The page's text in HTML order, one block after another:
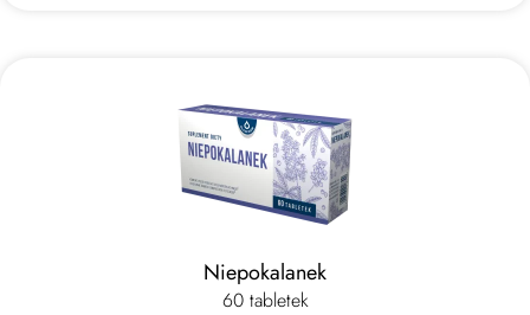
Niepokalanek
60 tabletek